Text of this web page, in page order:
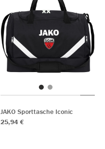
JAKO Sporttasche Iconic
25,94 €